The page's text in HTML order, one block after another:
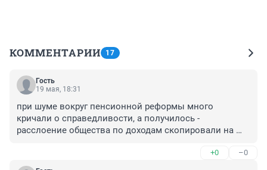
КОММЕНТАРИИ 17
Гость
19 мая, 18:31
при шуме вокруг пенсионной реформы много
кричали о справедливости, а получилось -
расслоение общества по доходам скопировали на
+0 –0